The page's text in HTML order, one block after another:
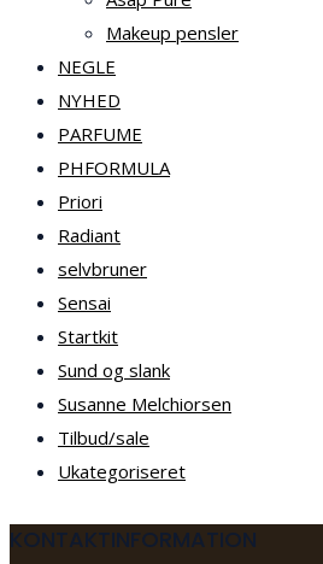
Makeup pensler
NEGLE
NYHED
PARFUME
PHFORMULA
Priori
Radiant
selvbruner
Sensai
Startkit
Sund og slank
Susanne Melchiorsen
Tilbud/sale
Ukategoriseret
KONTAKTINFORMATION